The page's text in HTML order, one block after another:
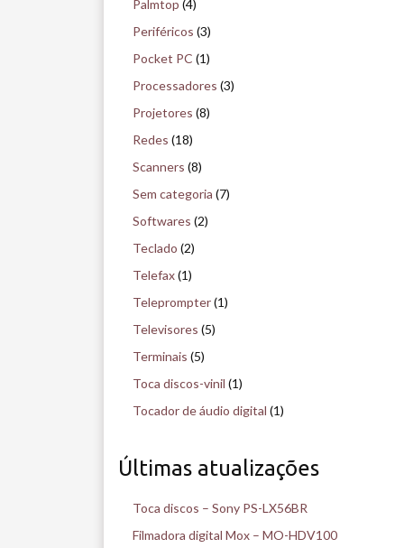
Palmtop (4)
Periféricos (3)
Pocket PC (1)
Processadores (3)
Projetores (8)
Redes (18)
Scanners (8)
Sem categoria (7)
Softwares (2)
Teclado (2)
Telefax(1)
Teleprompter(1)
Televisores (5)
Terminais (5)
Toca discos-vinil (1)
Tocador de áudio digital (1)
Últimas atualizações
Toca discos – Sony PS-LX56BR
Filmadora digital Mox – MO-HDV100